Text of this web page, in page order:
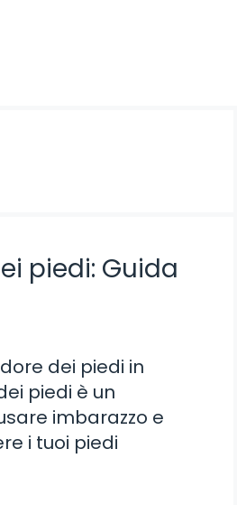
piedi: Guida
dei piedi in
piedi è un
imbarazzo e
i tuoi piedi